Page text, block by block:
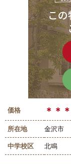
価格 ＊＊＊
所在地 金沢市
中学校区 北鳴